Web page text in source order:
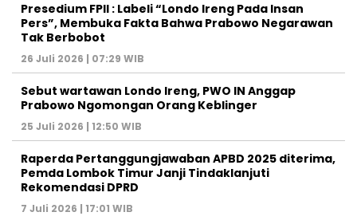
Presedium FPII : Labeli “Londo Ireng Pada Insan
Pers”, Membuka Fakta Bahwa Prabowo Negarawan
Tak Berbobot
26 Juli 2026 | 07:29 WIB
Sebut wartawan Londo Ireng, PWO IN Anggap
Prabowo Ngomongan Orang Keblinger
25 Juli 2026 | 12:50 WIB
Raperda Pertanggungjawaban APBD 2025 diterima,
Pemda Lombok Timur Janji Tindaklanjuti
Rekomendasi DPRD
7 Juli 2026 | 17:01 WIB